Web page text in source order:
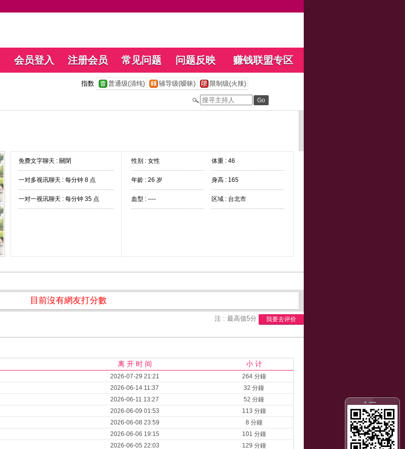
会员登入 注册会员 常见问题 问题反映 赚钱联盟专区
指数 普通级(清纯) 辅导级(暧昧) 限制级(火辣)
免费文字聊天 : 關閉
一对多视讯聊天 : 每分钟 8 点
一对一视讯聊天 : 每分钟 35 点
性别 : 女性 体重 : 46
年龄 : 26 岁 身高 : 165
血型 : ---- 区域 : 台北市
目前沒有網友打分數
注 : 最高值5分 我要去评价
离 开 时 间 小 计
2026-07-29 21:21
264 分鐘
2026-06-14 11:37
32 分鐘
2026-06-11 13:27
52 分鐘
2026-06-09 01:53
113 分鐘
2026-06-08 23:59
8 分鐘
2026-06-06 19:15
101 分鐘
2026-06-05 22:03 129 分鐘